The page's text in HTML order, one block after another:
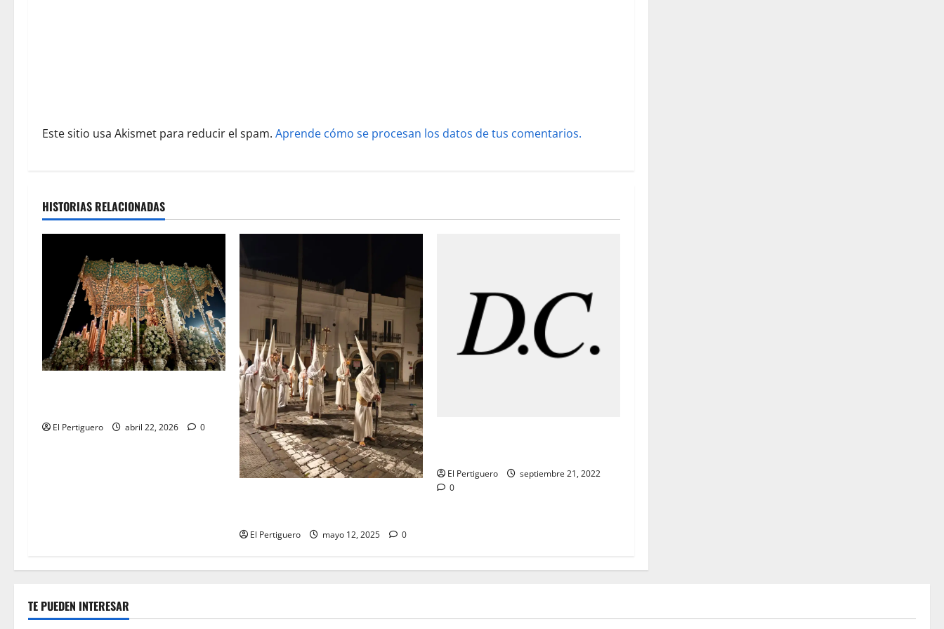
a
s
Este sitio usa Akismet para reducir el spam. Aprende cómo se procesan los datos de tus comentarios.
HISTORIAS RELACIONADAS
El Pertiguero abril 22, 2026 0
El Pertiguero mayo 12, 2025 0
El Pertiguero
septiembre 21, 2022
0
TE PUEDEN INTERESAR